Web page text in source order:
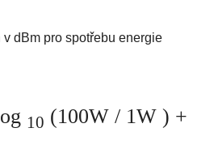
dBm pro spotřebu energie
10 (100W / 1W ) +